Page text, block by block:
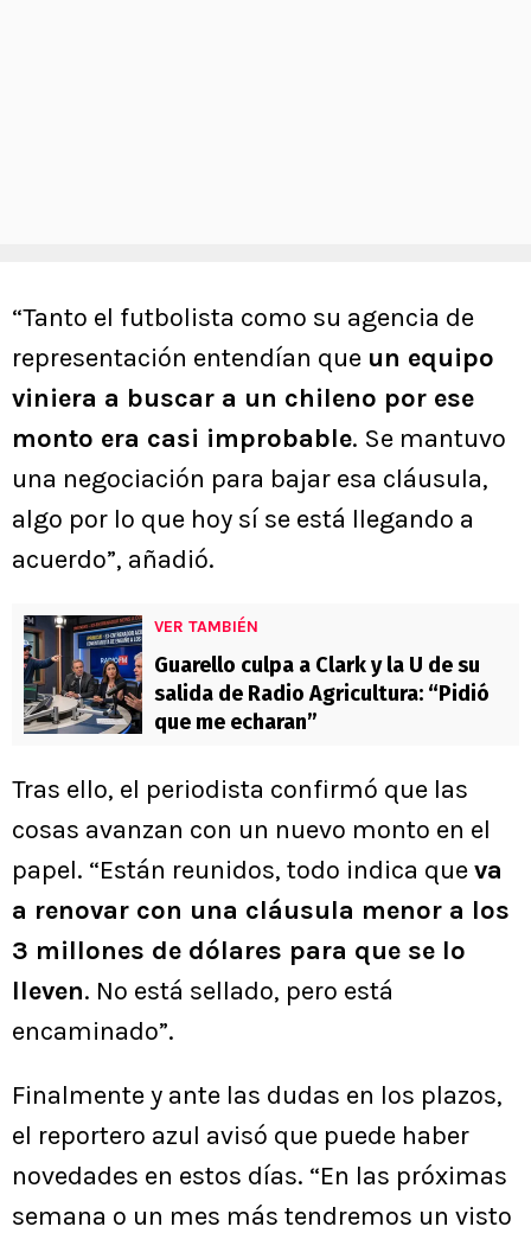
“Tanto el futbolista como su agencia de
representación entendían que un equipo
viniera a buscar a un chileno por ese
monto era casi improbable. Se mantuvo
una negociación para bajar esa cláusula,
algo por lo que hoy sí se está llegando a
acuerdo”, añadió.
VER TAMBIÉN
Guarello culpa a Clark y la U de su
salida de Radio Agricultura: “Pidió
que me echaran”
Tras ello, el periodista confirmó que las
cosas avanzan con un nuevo monto en el
papel. “Están reunidos, todo indica queva
a renovar con una cláusula menor a los
3 millones de dólares para que se lo
lleven. No está sellado, pero está
encaminado”.
Finalmente y ante las dudas en los plazos,
el reportero azul avisó que puede haber
novedades en estos días. “En las próximas
semana o un mes más tendremos un visto